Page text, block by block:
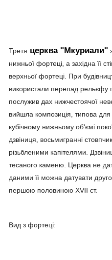
Третя церква "Мкуриали"
нижньої фортеці, а західна її
верхньої фортеці. При
використали перепад рельєфу
послужив дах нижчестоячої
вийшла композиція, типова для
кубічному нижньому об'ємі
дзвіниця, восьмигранні
різьбленими капітелями.
тесаного каменю. Церква не
даними її можна датувати
першою половиною XVII ст.
Вид з фортеці: